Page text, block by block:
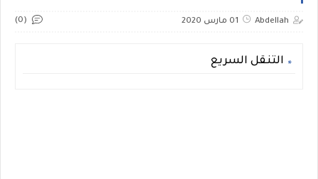
Abdellah 01 مارس 2020 (0)
التنقل السريع